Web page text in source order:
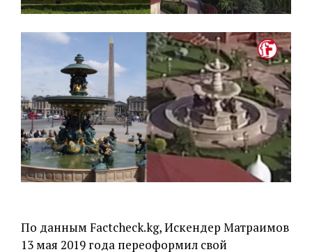
По данным Factcheck.kg, Искендер Матраимов
13 мая 2019 года переоформил свой